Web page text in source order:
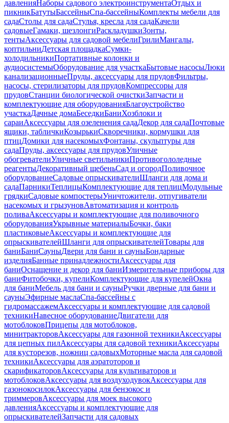
давленияНаборы садового электроинструментаОтдых и
пикникБатутыБассейныСпа-бассейныКомплекты мебели для
садаСтолы для садаСтулья, кресла для садаКачели
садовыеГамаки, шезлонгиРаскладушкиЗонты,
тентыАксессуары для садовой мебелиГрилиМангалы,
коптильниДетская площадкаСумки-
холодильникиПортативные колонки и
аудиосистемыОборудование для участкаБытовые насосыЛюки
канализационныеПруды, аксессуары для прудовФильтры,
насосы, стерилизаторы для прудовКомпрессоры для
прудовСтанции биологической очисткиЗапчасти и
комплектующие для оборудованияБлагоустройство
участкаДачные домаБеседкиБаниХозблоки и
сараиАксессуары для озеленения садаДекор для садаПочтовые
ящики, табличкиКозырькиСкворечники, кормушки для
птицДомики для насекомыхФонтаны, скульптуры для
садаПруды, аксессуары для прудовУличные
обогревателиУличные светильникиПротивогололедные
реагентыДекоративный щебеньСад и огородПоливочное
оборудованиеСадовые опрыскивателиШланги для дома и
садаПарникиТеплицыКомплектующие для теплицМодульные
грядкиСадовые компостерыУничтожители, отпугиватели
насекомых и грызуновАвтоматизация и контроль
поливаАксессуары и комплектующие для поливочного
оборудованияУкрывные материалыБочки, баки
пластиковыеАксессуары и комплектующие для
опрыскивателейШланги для опрыскивателейТовары для
баниБаниСауныДвери для бани и сауныБондарные
изделияБанные принадлежностиАксессуары для
баниОснащение и декор для баниИзмерительные приборы для
баниФитобочки, купелиКомплектующие для купелейОкна
для баниМебель для бани и сауныРучки дверные для бани и
сауныЭфирные маслаСпа-бассейны с
гидромассажемАксессуары и комплектующие для садовой
техникиНавесное оборудованиеДвигатели для
мотоблоковПрицепы для мотоблоков,
минитракторовАксессуары для газонной техникиАксессуары
для цепных пилАксессуары для садовой техникиАксессуары
для кусторезов, ножниц садовыхМоторные масла для садовой
техникиАксессуары для аэратоторов и
скарификаторовАксессуары для культиваторов и
мотоблоковАксессуары для воздуходувокАксессуары для
газонокосилокАксессуары для бензокос и
триммеровАксессуары для моек высокого
давленияАксессуары и комплектующие для
опрыскивателейЗапчасти для садовых